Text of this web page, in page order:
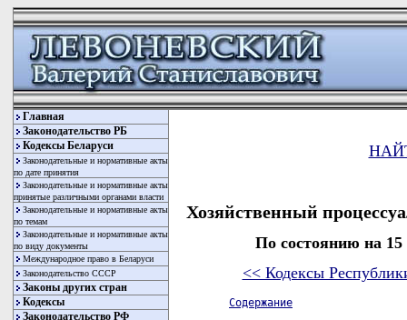
Главная
Законодательство РБ
Кодексы Беларуси
Законодательные и нормативные акты
по дате принятия
Законодательные и нормативные акты
принятые различными органами власти
Законодательные и нормативные акты
по темам
Законодательные и нормативные акты
по виду документы
Международное право в Беларуси
Законодательство СССР
Законы других стран
Кодексы
Законодательство РФ
Хозяйственный
По состоянию на 15
<< Кодексы
Содержание